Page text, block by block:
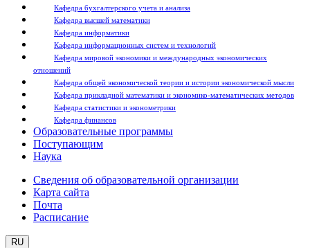
Кафедра бухгалтерского учета и анализа
Кафедра высшей математики
Кафедра информатики
Кафедра информационных систем и технологий
Кафедра мировой экономики и международных экономических
отношений
Кафедра общей экономической теории и истории экономической мысли
Кафедра прикладной математики и экономико-математических методов
Кафедра статистики и эконометрики
Кафедра финансов
Образовательные программы
Поступающим
Наука
Сведения об образовательной организации
Карта сайта
Почта
Расписание
RU